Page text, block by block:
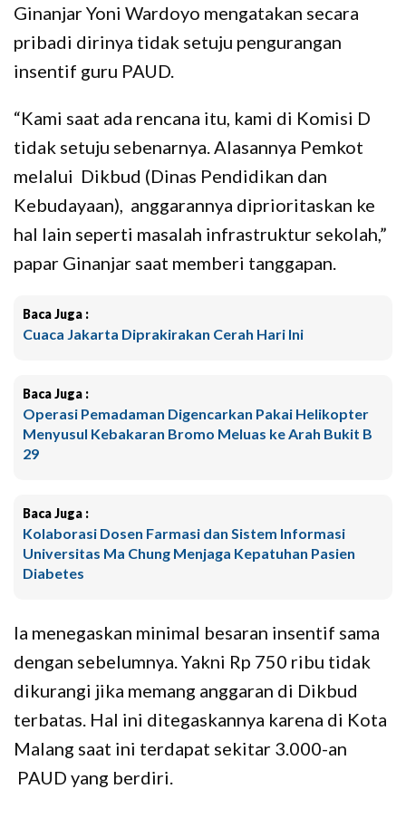
Ginanjar Yoni Wardoyo mengatakan secara
pribadi dirinya tidak setuju pengurangan
insentif guru PAUD.
“Kami saat ada rencana itu, kami di Komisi D
tidak setuju sebenarnya. Alasannya Pemkot
melalui Dikbud (Dinas Pendidikan dan
Kebudayaan), anggarannya diprioritaskan ke
hal lain seperti masalah infrastruktur sekolah,”
papar Ginanjar saat memberi tanggapan.
Baca Juga :
Cuaca Jakarta Diprakirakan Cerah Hari Ini
Baca Juga :
Operasi Pemadaman Digencarkan Pakai Helikopter
Menyusul Kebakaran Bromo Meluas ke Arah Bukit B
29
Baca Juga :
Kolaborasi Dosen Farmasi dan Sistem Informasi
Universitas Ma Chung Menjaga Kepatuhan Pasien
Diabetes
Ia menegaskan minimal besaran insentif sama
dengan sebelumnya. Yakni Rp 750 ribu tidak
dikurangi jika memang anggaran di Dikbud
terbatas. Hal ini ditegaskannya karena di Kota
Malang saat ini terdapat sekitar 3.000-an
PAUD yang berdiri.